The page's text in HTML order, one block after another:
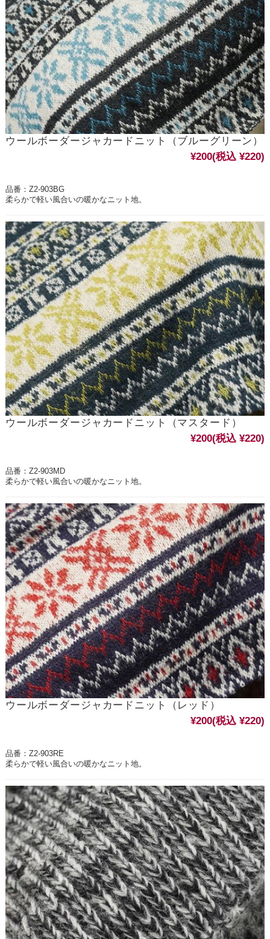
ウールボーダージャカードニット（ブルーグリーン）
¥200(税込 ¥220)
品番：Z2-903BG
柔らかで軽い風合いの暖かなニット地。
ウールボーダージャカードニット（マスタード）
¥200(税込 ¥220)
品番：Z2-903MD
柔らかで軽い風合いの暖かなニット地。
ウールボーダージャカードニット（レッド）
¥200(税込 ¥220)
品番：Z2-903RE
柔らかで軽い風合いの暖かなニット地。